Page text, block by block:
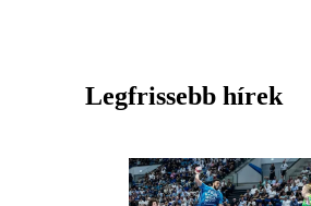
Legfrissebb hírek